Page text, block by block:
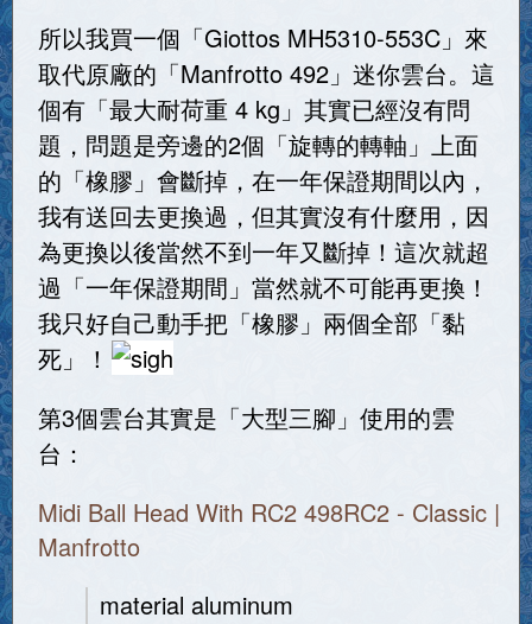
所以我買一個「Giottos MH5310-553C」來
取代原廠的「Manfrotto 492」迷你雲台。這
個有「最大耐荷重 4 kg」其實已經沒有問
題，問題是旁邊的2個「旋轉的轉軸」上面
的「橡膠」會斷掉，在一年保證期間以內，
我有送回去更換過，但其實沒有什麼用，因
為更換以後當然不到一年又斷掉！這次就超
過「一年保證期間」當然就不可能再更換！
我只好自己動手把「橡膠」兩個全部「黏
死」！
第3個雲台其實是「大型三腳」使用的雲
台：
Midi Ball Head With RC2 498RC2 - Classic |
Manfrotto
material aluminum